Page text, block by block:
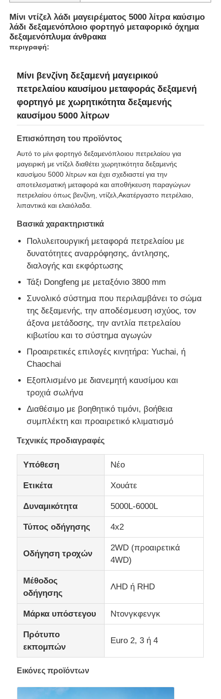
Βυτιοφόρο καυσίμων
Καθαριστικό φορτηγό αποχέτευσης
Φορτηγό ψυγείου
Αμαξοφόρο σκουπιδιών
Ειδικά εξαρτήματα οχημάτων
Φορτηγό φορτίου
Μίνι ντίζελ λάδι μαγειρέματος 5000 λίτρα καύσιμο
λάδι δεξαμενόπλοιο φορτηγό μεταφορικό όχημα
δεξαμενόπλυμα άνθρακα
περιγραφή:
Μίνι βενζίνη δεξαμενή μαγειρικού
πετρελαίου καυσίμου μεταφοράς δεξαμενή
φορτηγό με χωρητικότητα δεξαμενής
καυσίμου 5000 λίτρων
Επισκόπηση του προϊόντος
Αυτό το μίνι φορτηγό δεξαμενόπλοιου πετρελαίου για
μαγειρική με ντίζελ διαθέτει χωρητικότητα δεξαμενής
καυσίμου 5000 λίτρων και έχει σχεδιαστεί για την
αποτελεσματική μεταφορά και αποθήκευση παραγώγων
πετρελαίου όπως βενζίνη, ντίζελ,Ακατέργαστο πετρέλαιο,
λιπαντικά και ελαιόλαδα.
Βασικά χαρακτηριστικά
Πολυλειτουργική μεταφορά πετρελαίου με
δυνατότητες αναρρόφησης, άντλησης,
διαλογής και εκφόρτωσης
Τάξι Dongfeng με μεταξόνιο 3800 mm
Συνολικό σύστημα που περιλαμβάνει το σώμα
της δεξαμενής, την αποδέσμευση ισχύος, τον
άξονα μετάδοσης, την αντλία πετρελαίου
κιβωτίου και το σύστημα αγωγών
Προαιρετικές επιλογές κινητήρα: Yuchai, ή
Chaochai
Εξοπλισμένο με διανεμητή καυσίμου και
τροχιά σωλήνα
Διαθέσιμο με βοηθητικό τιμόνι, βοήθεια
συμπλέκτη και προαιρετικό κλιματισμό
Τεχνικές προδιαγραφές
Υπόθεση Νέο
Ετικέτα Χουάτε
Δυναμικότητα 5000L-6000L
Τύπος οδήγησης 4x2
Οδήγηση τροχών
2WD (προαιρετικά
4WD)
Μέθοδος
οδήγησης
ΛHD ή RHD
Μάρκα υπόστεγου Ντονγκφενγκ
Πρότυπο
εκπομπών
Euro 2, 3 ή 4
Εικόνες προϊόντων